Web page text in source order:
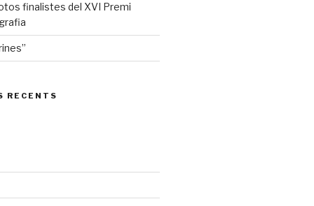
finalistes del XVI Premi
RECENTS